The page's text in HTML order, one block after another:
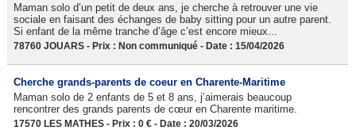
Maman solo d’un petit de deux ans, je cherche à retrouver une vie
sociale en faisant des échanges de baby sitting pour un autre parent.
Si enfant de la même tranche d’âge c’est encore mieux...
78760 JOUARS - Prix : Non communiqué - Date : 15/04/2026
Cherche grands-parents de coeur en Charente-Maritime
Maman solo de 2 enfants de 5 et 8 ans, j’aimerais beaucoup
rencontrer des grands parents de cœur en Charente maritime.
17570 LES MATHES - Prix : 0 € - Date : 20/03/2026